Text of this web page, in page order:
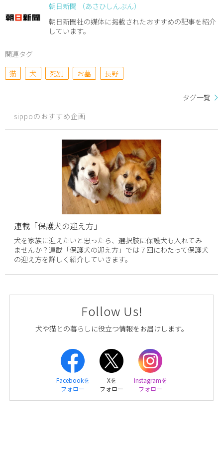
朝日新聞 （あさひしんぶん）
朝日新聞社の媒体に掲載されたおすすめの記事を紹介
しています。
関連タグ
猫
犬 死別 お墓 長野
タグ一覧
sippoのおすすめ企画
連載「保護犬の迎え方」
犬を家族に迎えたいと思ったら、選択肢に保護犬も入れてみ
ませんか？連載「保護犬の迎え方」では７回にわたって保護犬
の迎え方を詳しく紹介していきます。
Follow Us!
犬や猫との暮らしに役立つ情報をお届けします。
Facebookを
フォロー
Xを
フォロー
Instagramを
フォロー